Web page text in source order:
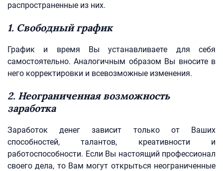
распространенные из них.
1. Свободный график
График и время Вы устанавливаете для себя
самостоятельно. Аналогичным образом Вы вносите в
него корректировки и всевозможные изменения.
2. Неограниченная возможность
заработка
Заработок денег зависит только от Ваших
способностей, талантов, креативности и
работоспособности. Если Вы настоящий профессионал
своего дела, то Вам могут открыться неограниченные